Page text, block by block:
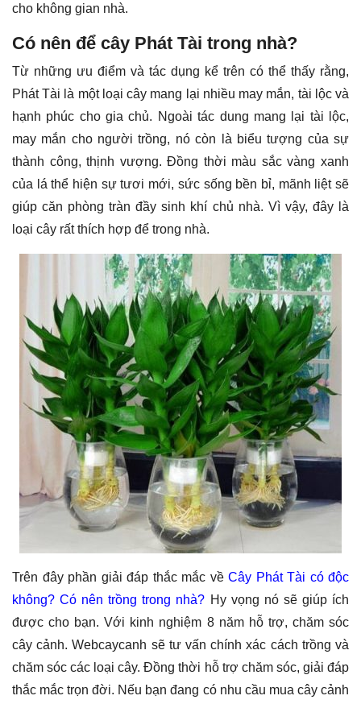
cho không gian nhà.
Có nên để cây Phát Tài trong nhà?
Từ những ưu điểm và tác dụng kể trên có thể thấy rằng,
Phát Tài là một loại cây mang lại nhiều may mắn, tài lộc và
hạnh phúc cho gia chủ. Ngoài tác dung mang lại tài lộc,
may mắn cho người trồng, nó còn là biểu tượng của sự
thành công, thịnh vượng. Đồng thời màu sắc vàng xanh
của lá thể hiện sự tươi mới, sức sống bền bỉ, mãnh liệt sẽ
giúp căn phòng tràn đầy sinh khí chủ nhà. Vì vậy, đây là
loại cây rất thích hợp để trong nhà.
Trên đây phần giải đáp thắc mắc về Cây Phát Tài có độc
không? Có nên trồng trong nhà? Hy vọng nó sẽ giúp ích
được cho bạn. Với kinh nghiệm 8 năm hỗ trợ, chăm sóc
cây cảnh. Webcaycanh sẽ tư vấn chính xác cách trồng và
chăm sóc các loại cây. Đồng thời hỗ trợ chăm sóc, giải đáp
thắc mắc trọn đời. Nếu bạn đang có nhu cầu mua cây cảnh